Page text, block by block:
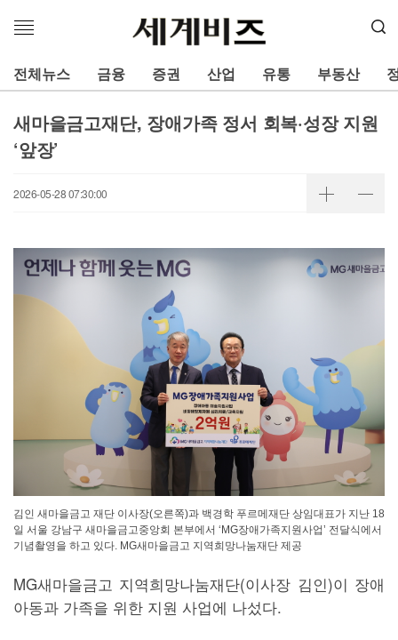
메
열
기
전체뉴스 금융 증권 산업 유통 부동산
새마을금고재단, 장애가족 정서 회복·성장 지원
‘앞장’
2026-05-28 07:30:00
김인 새마을금고 재단 이사장(오른쪽)과 백경학 푸르메재단 상임대표가 지난 18
일 서울 강남구 새마을금고중앙회 본부에서 ‘MG장애가족지원사업’ 전달식에서
기념촬영을 하고 있다. MG새마을금고 지역희망나눔재단 제공
MG새마을금고 지역희망나눔재단(이사장 김인)이 장애
아동과 가족을 위한 지원 사업에 나섰다.